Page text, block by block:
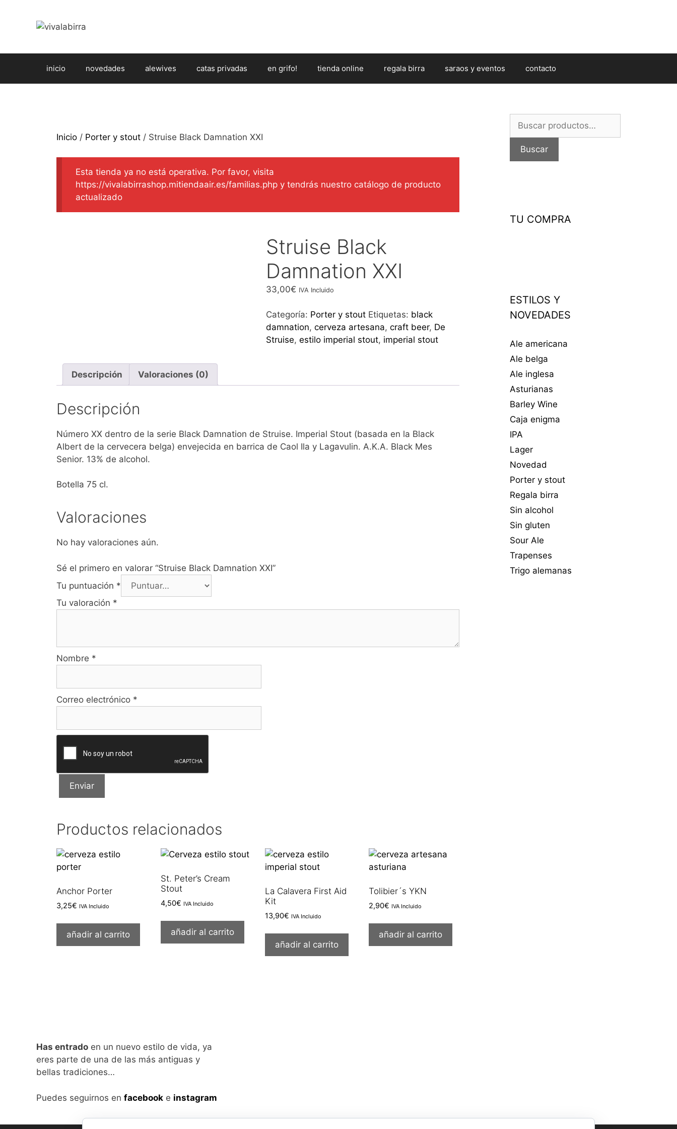
contenido
inicio novedades alewives catas privadas en grifo! tienda online regala birra saraos y eventos contacto
Inicio / Porter y stout / Struise Black Damnation XXI
Esta tienda ya no está operativa. Por favor, visita
https://vivalabirrashop.mitiendaair.es/familias.php y tendrás nuestro catálogo de producto
actualizado
Struise Black
Damnation XXI
33,00€ IVA Incluido
Categoría: Porter y stout Etiquetas: black
damnation, cerveza artesana, craft beer, De
Struise, estilo imperial stout, imperial stout
Descripción Valoraciones (0)
Descripción
Número XX dentro de la serie Black Damnation de Struise. Imperial Stout (basada en la Black
Albert de la cervecera belga) envejecida en barrica de Caol Ila y Lagavulin. A.K.A. Black Mes
Senior. 13% de alcohol.
Botella 75 cl.
Valoraciones
No hay valoraciones aún.
Sé el primero en valorar “Struise Black Damnation XXI”
Tu puntuación *
Tu valoración *
Nombre *
Correo electrónico *
Productos relacionados
Anchor Porter
3,25€ IVA Incluido
añadir al carrito
St. Peter’s Cream
Stout
4,50€ IVA Incluido
añadir al carrito
La Calavera First Aid
Kit
13,90€ IVA Incluido
añadir al carrito
Tolibier´s YKN
2,90€ IVA Incluido
añadir al carrito
por:
Buscar
TU COMPRA
ESTILOS Y
NOVEDADES
Ale americana
Ale belga
Ale inglesa
Asturianas
Barley Wine
Caja enigma
IPA
Lager
Novedad
Porter y stout
Regala birra
Sin alcohol
Sin gluten
Sour Ale
Trapenses
Trigo alemanas
Has entrado en un nuevo estilo de vida, ya
eres parte de una de las más antiguas y
bellas tradiciones…
Puedes seguirnos en facebook e instagram